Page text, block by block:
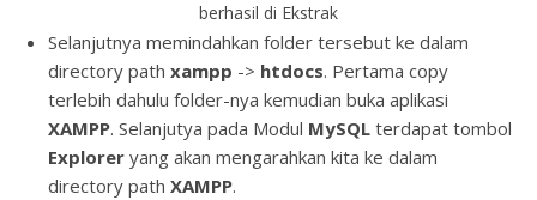
berhasil di Ekstrak
Selanjutnya memindahkan folder tersebut ke dalam
directory path xampp -> htdocs. Pertama copy
terlebih dahulu folder-nya kemudian buka aplikasi
XAMPP. Selanjutya pada Modul MySQL terdapat tombol
Explorer yang akan mengarahkan kita ke dalam
directory path XAMPP.